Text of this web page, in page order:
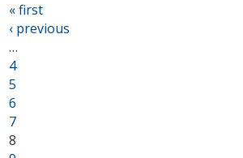
« first
‹ previous
…
4
5
6
7
8